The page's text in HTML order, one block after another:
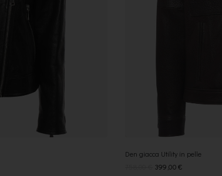
Den giacca Utility in pelle
399,00€